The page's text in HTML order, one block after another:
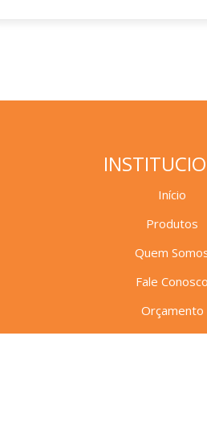
Início
Produtos
Quem
Fale Conosco
Orçamento
Artigos, Dicas e